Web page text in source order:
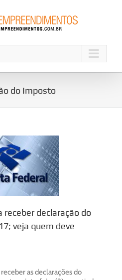
do Imposto
receber declaração do
veja quem deve
as declarações do